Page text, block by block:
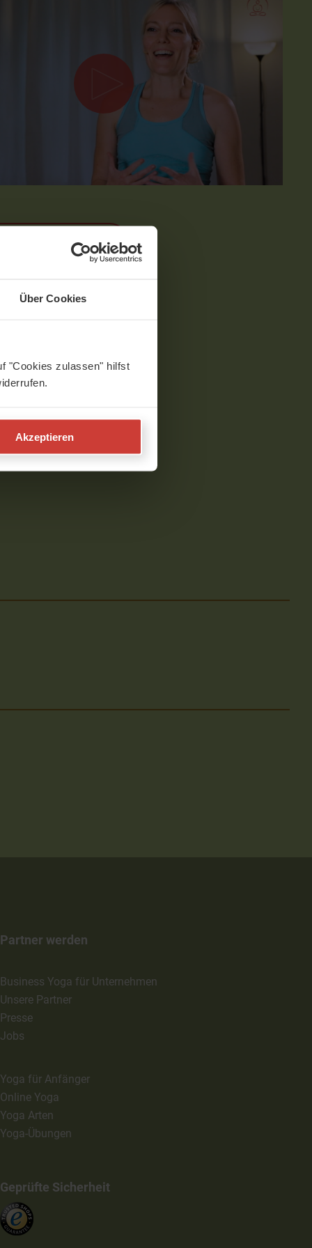
Über Cookies
"Cookies zulassen" hilfst
Akzeptieren
DANIELA MEINL
Partner werden
Business Yoga für Unternehmen
Unsere Partner
Presse
Jobs
Yoga für Anfänger
Online Yoga
Yoga Arten
Yoga-Übungen
Geprüfte Sicherheit